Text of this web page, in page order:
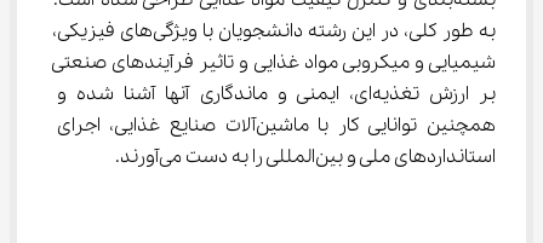
به طور کلی، در این رشته دانشجویان با ویژگی‌های فیزیکی،
شیمیایی و میکروبی مواد غذایی و تاثیر فرآیندهای صنعتی
بر ارزش تغذیه‌ای، ایمنی و ماندگاری آنها آشنا شده و
همچنین توانایی کار با ماشین‌آلات صنایع غذایی، اجرای
استانداردهای ملی و بین‌المللی را به دست می‌آورند.